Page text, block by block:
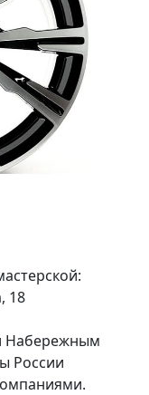
18
Набережным
России